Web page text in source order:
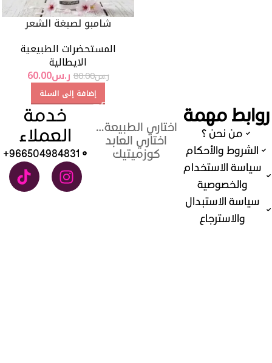
شامبو لصبغة الشعر
المستحضرات الطبيعية
الايطالية
ر.س80.00 ر.س60.00
إضافة إلى السلة
روابط مهمة
من نحن ؟
الشروط والأحكام
سياسة الاستخدام
والخصوصية
سياسة الاستبدال
والاسترجاع
اختاري الطبيعة…
اختاري العابد
كوزميتيك
خدمة
العملاء
966504984831+